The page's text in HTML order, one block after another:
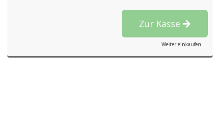
Zur Kasse
Weiter einkaufen